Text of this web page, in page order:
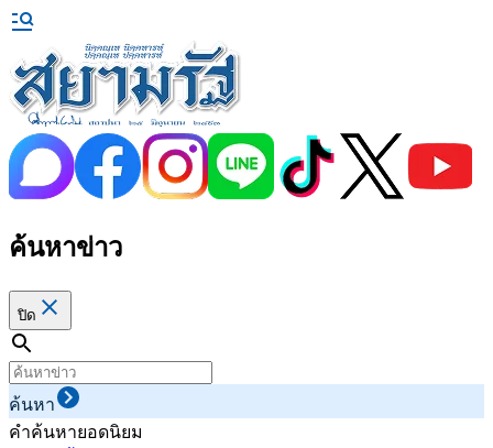
ค้นหาข่าว
ปิด
ค้นหา
คำค้นหายอดนิยม